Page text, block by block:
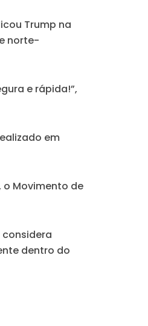
Trump na
norte-
e rápida!”,
em
o Movimento de
considera
dentro do